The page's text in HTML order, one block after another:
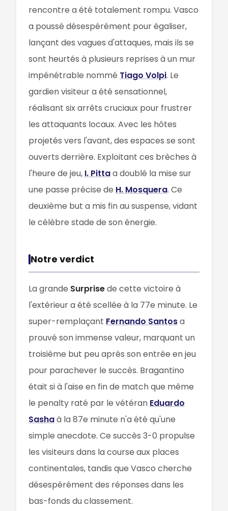
rencontre a été totalement rompu. Vasco
a poussé désespérément pour égaliser,
lançant des vagues d'attaques, mais ils se
sont heurtés à plusieurs reprises à un mur
impénétrable nommé Tiago Volpi. Le
gardien visiteur a été sensationnel,
réalisant six arrêts cruciaux pour frustrer
les attaquants locaux. Avec les hôtes
projetés vers l'avant, des espaces se sont
ouverts derrière. Exploitant ces brèches à
l'heure de jeu, I. Pittaa doublé la mise sur
une passe précise de H. Mosquera. Ce
deuxième but a mis fin au suspense, vidant
le célèbre stade de son énergie.
Notre verdict
La grande Surprisede cette victoire à
l'extérieur a été scellée à la 77e minute. Le
super-remplaçant Fernando Santosa
prouvé son immense valeur, marquant un
troisième but peu après son entrée en jeu
pour parachever le succès. Bragantino
était si à l'aise en fin de match que même
le penalty raté par le vétéran Eduardo
Sashaà la 87e minute n'a été qu'une
simple anecdote. Ce succès 3-0 propulse
les visiteurs dans la course aux places
continentales, tandis que Vasco cherche
désespérément des réponses dans les
bas-fonds du classement.